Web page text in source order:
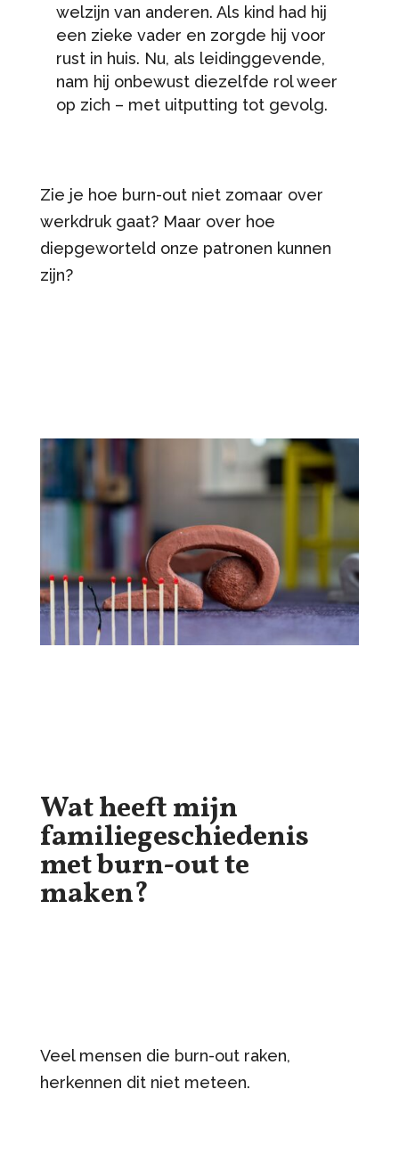
welzijn van anderen. Als kind had hij
een zieke vader en zorgde hij voor
rust in huis. Nu, als leidinggevende,
nam hij onbewust diezelfde rol weer
op zich – met uitputting tot gevolg.
Zie je hoe burn-out niet zomaar over
werkdruk gaat? Maar over hoe
diepgeworteld onze patronen kunnen
zijn?
Wat heeft mijn
familiegeschiedenis
met burn-out te
maken?
Veel mensen die burn-out raken,
herkennen dit niet meteen.